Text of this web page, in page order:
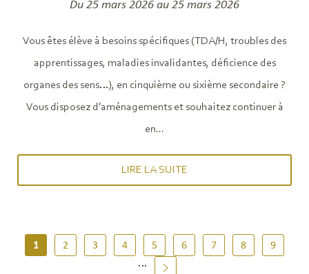
Du 25 mars 2026 au 25 mars 2026
Vous êtes élève à besoins spécifiques (TDA/H, troubles des
apprentissages, maladies invalidantes, déficience des
organes des sens…), en cinquième ou sixième secondaire ?
Vous disposez d’aménagements et souhaitez continuer à
en...
LIRE LA SUITE
PAGINATION
Page
1 Page
2 Page
3 Page
4 Page
5 Page
6 Page
7 Page
8 Page
9
…